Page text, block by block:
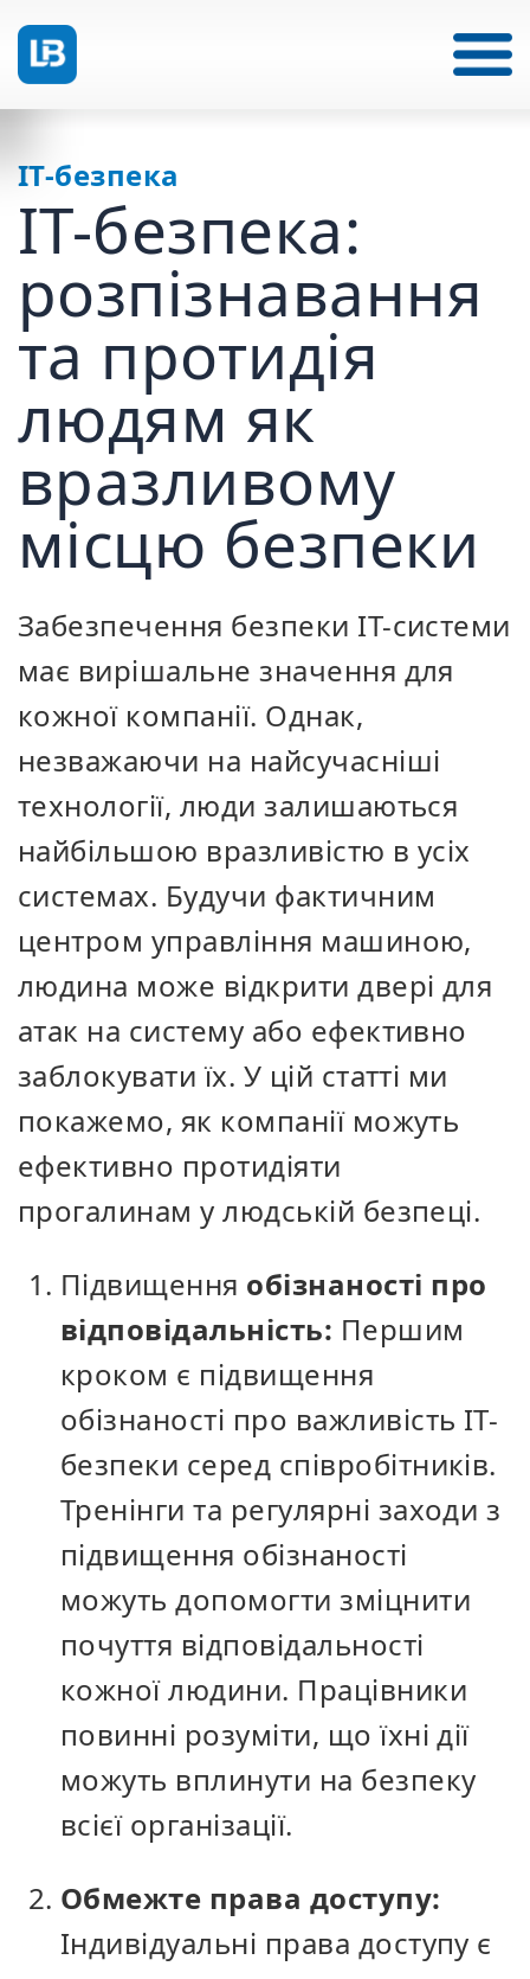
ІТ-безпека
ІТ-безпека:
розпізнавання
та протидія
людям як
вразливому
місцю безпеки
Забезпечення безпеки ІТ-системи
має вирішальне значення для
кожної компанії. Однак,
незважаючи на найсучасніші
технології, люди залишаються
найбільшою вразливістю в усіх
системах. Будучи фактичним
центром управління машиною,
людина може відкрити двері для
атак на систему або ефективно
заблокувати їх. У цій статті ми
покажемо, як компанії можуть
ефективно протидіяти
прогалинам у людській безпеці.
Підвищення обізнаності про
відповідальність: Першим
кроком є підвищення
обізнаності про важливість ІТ-
безпеки серед співробітників.
Тренінги та регулярні заходи з
підвищення обізнаності
можуть допомогти зміцнити
почуття відповідальності
кожної людини. Працівники
повинні розуміти, що їхні дії
можуть вплинути на безпеку
всієї організації.
Обмежте права доступу:
Індивідуальні права доступу є